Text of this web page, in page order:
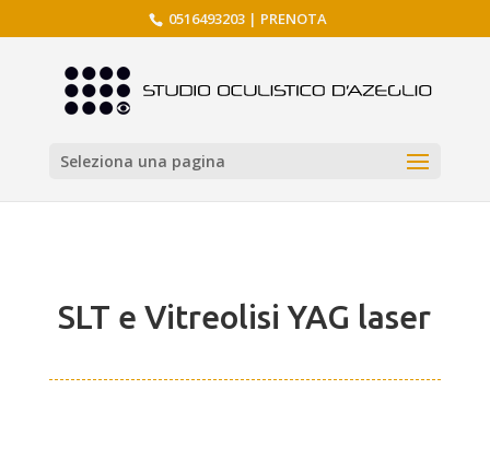
0516493203| PRENOTA
Seleziona una pagina
SLT e Vitreolisi YAG laser